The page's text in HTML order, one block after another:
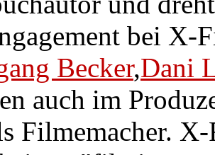
bei X-
Becker,Dani
auch im
Filmemacher.